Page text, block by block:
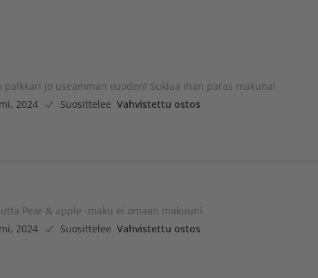
jo useamman vuoden! Suklaa ihan paras makuna!
2024 Suosittelee Vahvistettu ostos
Pear & apple -maku ei omaan makuuni.
2024 Suosittelee Vahvistettu ostos